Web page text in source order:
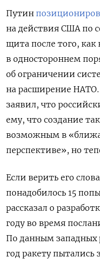
Путин
на действия США по
щита после того, как
в одностороннем
об ограничении
на расширение НАТО.
заявил, что
ему, что создание
возможным в
перспективе», но
Если верить его
понадобилось 15
рассказал о
году во время
По данным западных
год ракету пытались